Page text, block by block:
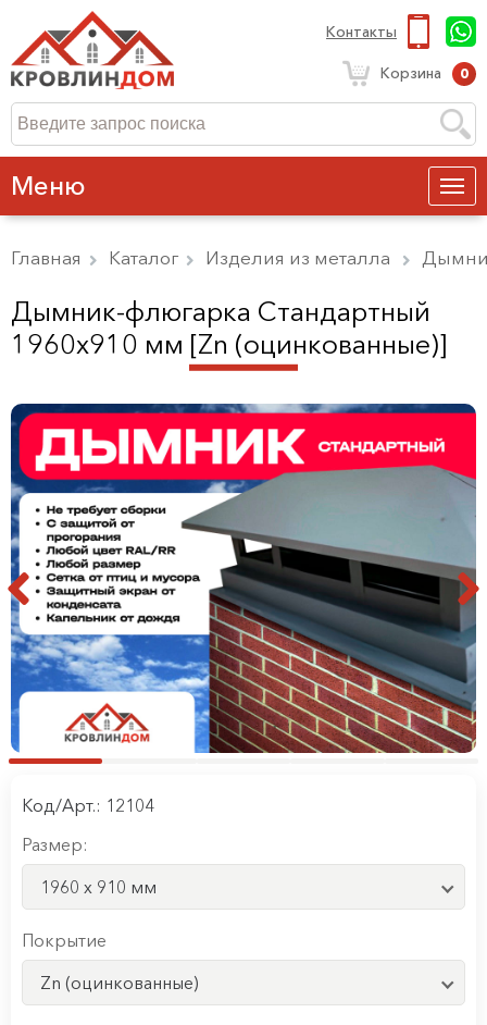
Контакты
Корзина 0
Меню
Главная Каталог Изделия из металла
Дымник-флюгарка Стандартный
1960х910 мм [Zn (оцинкованные)]
Код/Арт.: 12104
Размер:
1960 x 910 мм
Покрытие
Zn (оцинкованные)